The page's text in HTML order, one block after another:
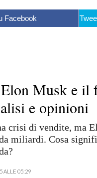
Facebook
Musk e il
e opinioni
crisi di vendite, ma
miliardi. Cosa
ALLE 05:29